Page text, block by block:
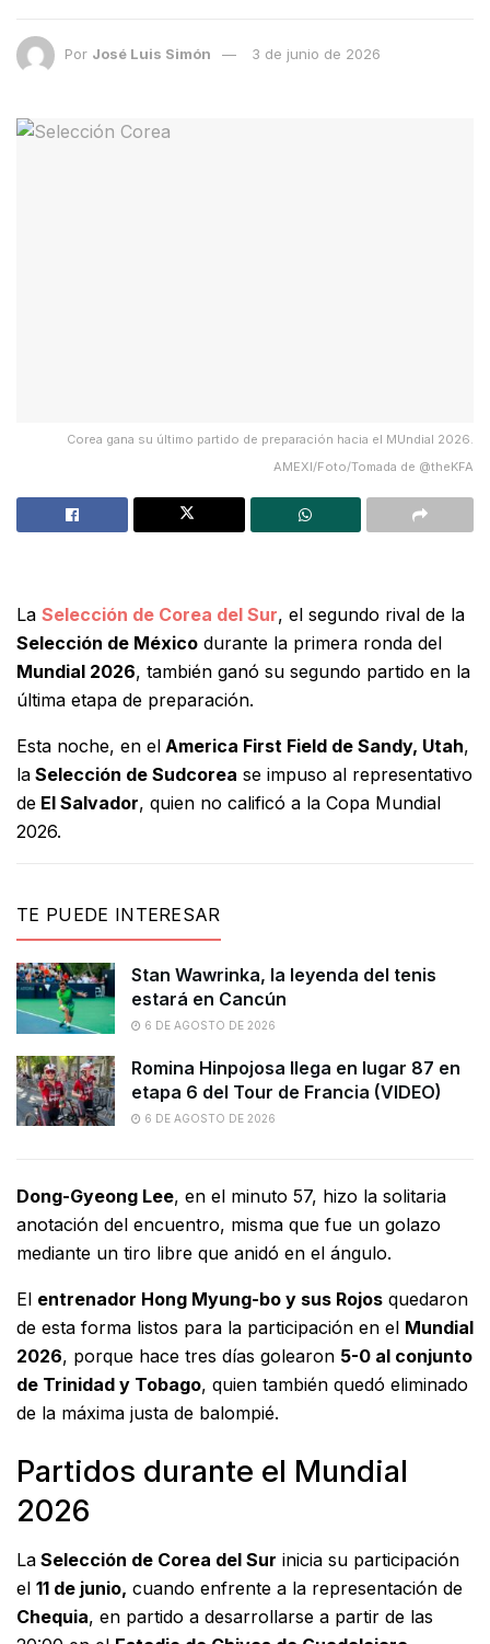
Por José Luis Simón 3 de junio de 2026
Corea gana su último partido de preparación hacia el MUndial 2026.
AMEXI/Foto/Tomada de @theKFA
La Selección de Corea del Sur, el segundo rival de la
Selección de México durante la primera ronda del
Mundial 2026, también ganó su segundo partido en la
última etapa de preparación.
Esta noche, en el America First Field de Sandy, Utah,
la Selección de Sudcorea se impuso al representativo
de El Salvador, quien no calificó a la Copa Mundial
2026.
TE PUEDE INTERESAR
Stan Wawrinka, la leyenda del tenis
estará en Cancún
6 DE AGOSTO DE 2026
Romina Hinpojosa llega en lugar 87 en
etapa 6 del Tour de Francia (VIDEO)
6 DE AGOSTO DE 2026
Dong-Gyeong Lee, en el minuto 57, hizo la solitaria
anotación del encuentro, misma que fue un golazo
mediante un tiro libre que anidó en el ángulo.
El entrenador Hong Myung-bo y sus Rojos quedaron
de esta forma listos para la participación en el Mundial
2026, porque hace tres días golearon 5-0 al conjunto
de Trinidad y Tobago, quien también quedó eliminado
de la máxima justa de balompié.
Partidos durante el Mundial
2026
La Selección de Corea del Sur inicia su participación
el 11 de junio, cuando enfrente a la representación de
Chequia, en partido a desarrollarse a partir de las